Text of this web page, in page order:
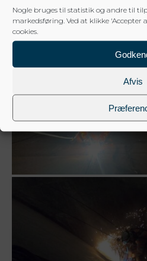
Nogle bruges til statistik og andre til
markedsføring. Ved at klikke 'Accepter
cookies.
Afvis